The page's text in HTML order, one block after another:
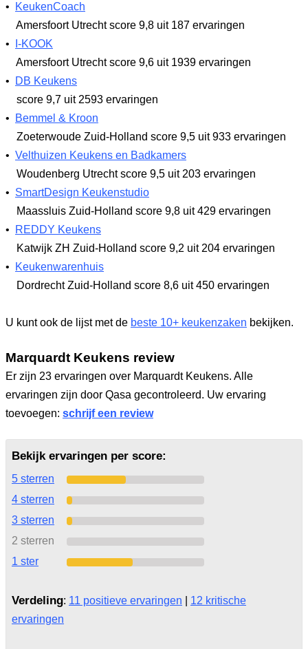
•
KeukenCoach
Amersfoort Utrechtscore 9,8 uit 187 ervaringen
•
I-KOOK
Amersfoort Utrechtscore 9,6 uit 1939 ervaringen
•
DB Keukens
score 9,7 uit 2593 ervaringen
•
Bemmel & Kroon
Zoeterwoude Zuid-Holland score 9,5 uit 933 ervaringen
• Velthuizen Keukens en Badkamers
Woudenberg Utrechtscore 9,5 uit 203 ervaringen
• SmartDesign Keukenstudio
Maassluis Zuid-Holland score 9,8 uit 429 ervaringen
•
REDDY Keukens
Katwijk ZH Zuid-Holland score 9,2 uit 204 ervaringen
•
Keukenwarenhuis
Dordrecht Zuid-Holland score 8,6 uit 450 ervaringen
U kunt ook de lijst met de beste 10+ keukenzaken bekijken.
Marquardt Keukens review
Er zijn 23 ervaringen over Marquardt Keukens. Alle
ervaringen zijn door Qasa gecontroleerd. Uw ervaring
toevoegen: schrijf een review
Bekijk ervaringen per score:
5 sterren
4 sterren
3 sterren
2 sterren
1 ster
Verdeling: 11 positieve ervaringen
12 kritische
ervaringen